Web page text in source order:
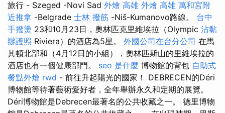
旅行 - Szeged -Novi Sad 外燴 高雄 外燴 高雄 萬和宮附
近推拿 -Belgrade 士林 撥筋 -Niš-Kumanovo路線。 台中
手撥燙 23和10月23日，奧林匹克里維埃拉（Olympic 沾黏
辦護照 Riviera）的酒店為5星。 外國公司在台分公司 在馬
其頓北部和（4月12日的小組），奧林匹斯山的里維埃拉的
酒店也有一個健康部門。 seo 是什麼 博物館的背包 自助式
餐點外燴 rwd - 前往升起陽光的國家！ DEBRECEN的Déri
博物館等待著藝術愛好者，全年舉辦永久和定期的展覽。
Déri博物館是Debrecen最著名的公共收藏之一。 德里博物